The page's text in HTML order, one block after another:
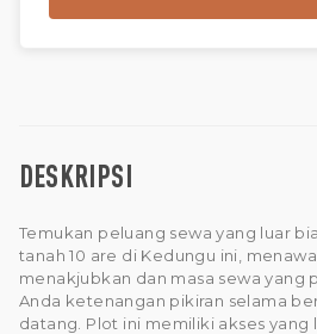
DESKRIPSI
Temukan peluang sewa yang luar
tanah 10 are di Kedungu ini,
menakjubkan dan masa sewa yang
Anda ketenangan pikiran selama
datang. Plot ini memiliki akses yang